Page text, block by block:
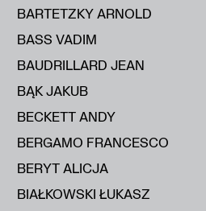
BARTETZKY ARNOLD
BASS VADIM
BAUDRILLARD JEAN
BĄK JAKUB
BECKETT ANDY
BERGAMO FRANCESCO
BERYT ALICJA
BIAŁKOWSKI ŁUKASZ